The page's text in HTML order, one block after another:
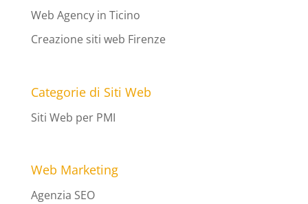
Web Agency in Ticino
Creazione siti web Firenze
Categorie di Siti Web
Siti Web per PMI
Web Marketing
Agenzia SEO